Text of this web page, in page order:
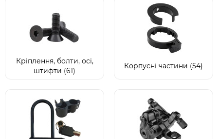
Кріплення, болти, осі,
штифти (61)
Корпусні частини (54)